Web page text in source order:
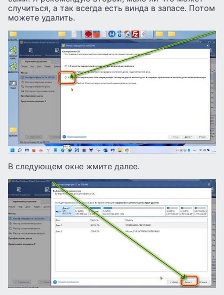
случиться, а так всегда есть винда в запасе. Потом
можете удалить.
В следующем окне жмите далее.